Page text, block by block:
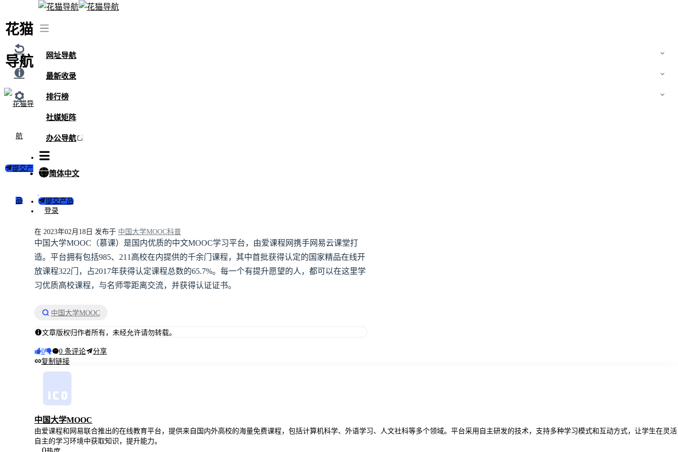
花猫
导航
提交产
品
网址导航
最新收录
排行榜
社媒矩阵
办公导航
简体中文
提交产品
登录
中国大学MOOC是什么？
在 2023年02月18日 发布于 中国大学MOOC科普
中国大学MOOC（慕课）是国内优质的中文MOOC学习平台，由爱课程网携手网易云课堂打
造。平台拥有包括985、211高校在内提供的千余门课程，其中首批获得认定的国家精品在线开
放课程322门，占2017年获得认定课程总数的65.7%。每一个有提升愿望的人，都可以在这里学
习优质高校课程，与名师零距离交流，并获得认证证书。
中国大学MOOC
文章版权归作者所有，未经允许请勿转载。
0 0 条评论
分享
复制链接
中国大学MOOC
由爱课程和网易联合推出的在线教育平台，提供来自国内外高校的海量免费课程，包括计算机科学、外语学习、人文社科等多个领域。平台采用自主研发的技术，支持多种学习模式和互动方式，让学生在灵活
自主的学习环境中获取知识，提升能力。